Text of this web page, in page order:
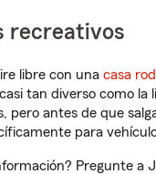
recreativos
libre con una casa
tan diverso como
pero antes de que
para
Pregunte a